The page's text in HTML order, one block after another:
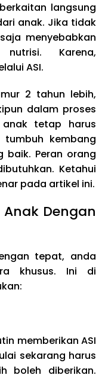
langsung
anak. Jika tidak
menyebabkan
Karena,
ASI.
2 tahun lebih,
dalam proses
anak tetap harus
tumbuh kembang
baik. Peran orang
Ketahui
pada artikel ini.
Dengan
tepat, anda
khusus. Ini di
memberikan ASI
sekarang harus
boleh diberikan.